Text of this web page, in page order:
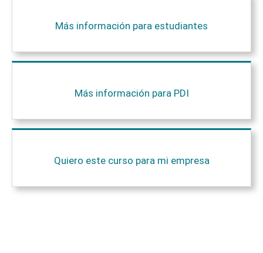
Más información para estudiantes
Más información para PDI
Quiero este curso para mi empresa